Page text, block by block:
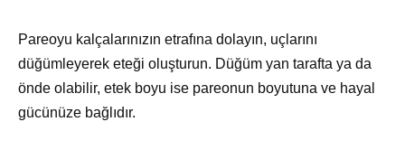
Pareoyu kalçalarınızın etrafına dolayın, uçlarını
düğümleyerek eteği oluşturun. Düğüm yan tarafta ya da
önde olabilir, etek boyu ise pareonun boyutuna ve hayal
gücünüze bağlıdır.